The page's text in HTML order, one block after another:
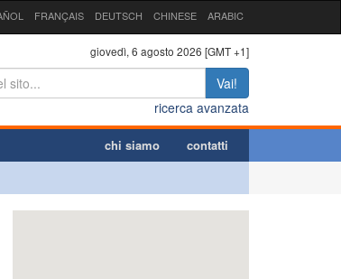
FRANÇAIS DEUTSCH CHINESE ARABIC
giovedì, 6 agosto 2026 [GMT +1]
Vai!
ricerca avanzata
chi siamo contatti